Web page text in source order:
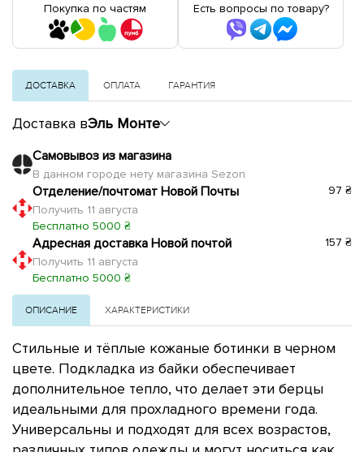
Покупка по частям Есть вопросы по товару?
ДОСТАВКА ОПЛАТА ГАРАНТИЯ
Доставка вЭль Монте
Самовывоз из магазина
В данном городе нету магазина Sezon
Отделение/почтомат Новой Почты
Получить 11 августа
Бесплатно 5000 ₴
97 ₴
Адресная доставка Новой почтой
Получить 11 августа
Бесплатно 5000 ₴
157 ₴
ОПИСАНИЕ ХАРАКТЕРИСТИКИ
Стильные и тёплые кожаные ботинки в черном
цвете. Подкладка из байки обеспечивает
дополнительное тепло, что делает эти берцы
идеальными для прохладного времени года.
Универсальны и подходят для всех возрастов,